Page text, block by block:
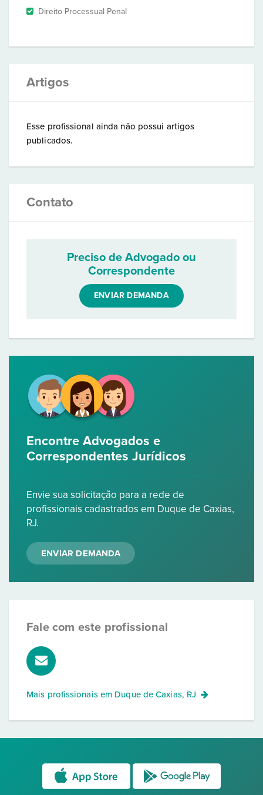
Direito Processual Penal
Artigos
Esse profissional ainda não possui artigos
publicados.
Contato
Preciso de Advogado ou
Correspondente
ENVIAR DEMANDA
Encontre Advogados e
Correspondentes Jurídicos
Envie sua solicitação para a rede de
profissionais cadastrados em Duque de Caxias,
RJ.
ENVIAR DEMANDA
Fale com este profissional
Mais profissionais em Duque de Caxias, RJ